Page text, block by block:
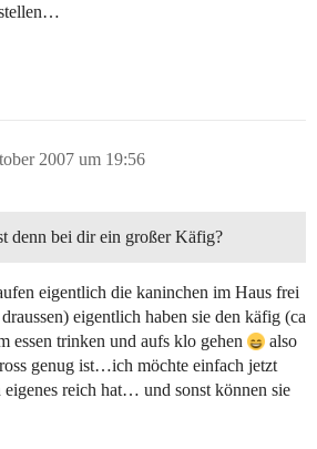
2007 um 19:56
denn bei dir ein großer Käfig?
eigentlich die kaninchen im Haus frei
eigentlich haben sie den käfig (ca
essen trinken und aufs klo gehen
also
genug ist…ich möchte einfach jetzt
eigenes reich hat… und sonst können sie